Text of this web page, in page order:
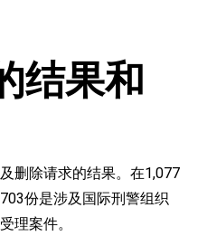
结果和
删除请求的结果。在1,077
份是涉及国际刑警组织
理案件。